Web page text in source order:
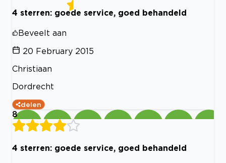
4 sterren: goede service, goed behandeld
Beveelt aan
20 February 2015
Christiaan
Dordrecht
delen
8
4 sterren: goede service, goed behandeld